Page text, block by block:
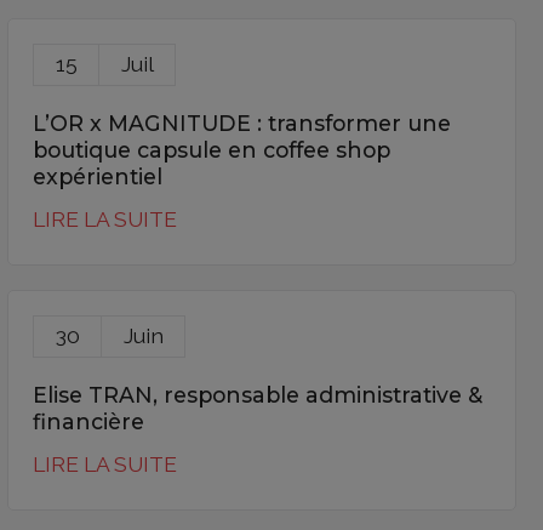
15 Juil
L’OR x MAGNITUDE : transformer une
boutique capsule en coffee shop
expérientiel
LIRE LA SUITE
30 Juin
Elise TRAN, responsable administrative &
financière
LIRE LA SUITE